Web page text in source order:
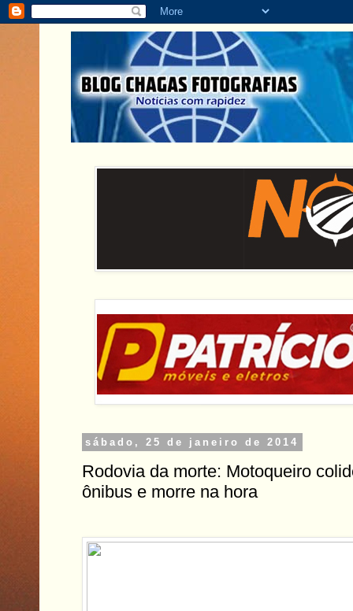
sábado, 25 de janeiro de 2014
Rodovia da morte: Motoqueiro
ônibus e morre na hora